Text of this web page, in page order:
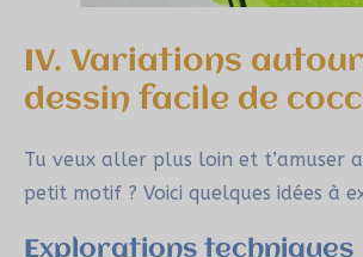
IV. Variations
dessin facile de
Tu veux aller plus loin et t’amuser
petit motif ? Voici quelques idées à
Explorations techniques